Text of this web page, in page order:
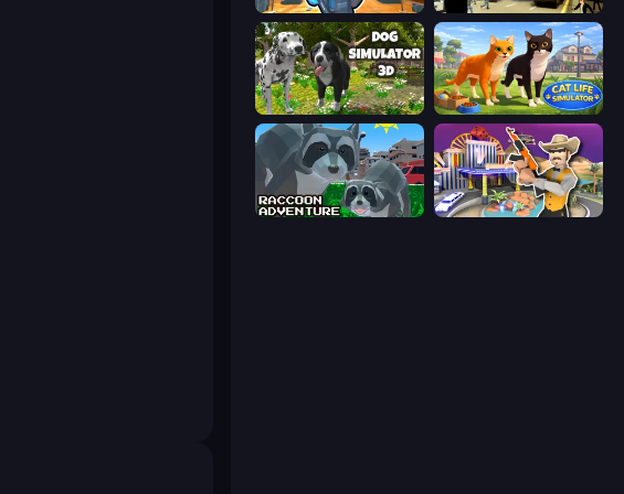
Bank Robbery 2 Hammer 2
Dog Simulator 3D Cat Life Simulator 3D
Raccoon Adventure: City Simulator 3D Casino Robbery